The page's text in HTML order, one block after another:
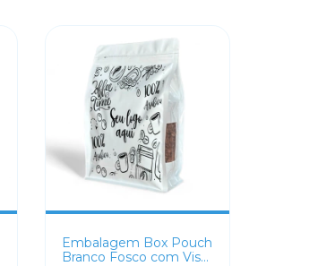
Embalagem Box Pouch
Branco Fosco com Visor